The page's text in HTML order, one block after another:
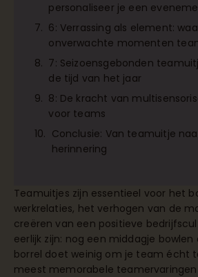
Teamuitjes zijn essentieel voor het
werkrelaties, het verhogen van de
creëren van een positieve
eerlijk zijn: nog een middagje
borrel doet weinig om je team écht
meest memorabele teamervaringen
personaliseer je een
6: Verrassing als element:
onverwachte momenten
7: Seizoensgebonden
de tijd van het jaar
8: De kracht van
voor teams
Conclusie: Van teamuitje
herinnering